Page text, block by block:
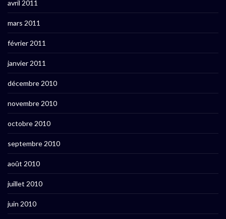
avril 2011
mars 2011
février 2011
janvier 2011
décembre 2010
novembre 2010
octobre 2010
septembre 2010
août 2010
juillet 2010
juin 2010